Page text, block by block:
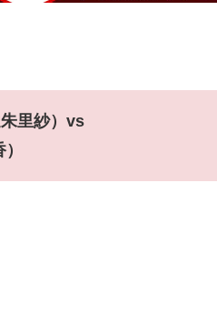
里紗）vs